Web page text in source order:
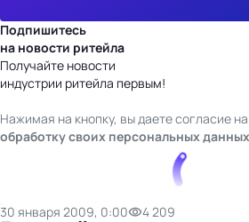
Подпишитесь
на новости ритейла
Получайте новости
индустрии ритейла первым!
Нажимая на кнопку, вы даете согласие на
обработку своих персональных данных
30 января 2009, 0:00 4 209